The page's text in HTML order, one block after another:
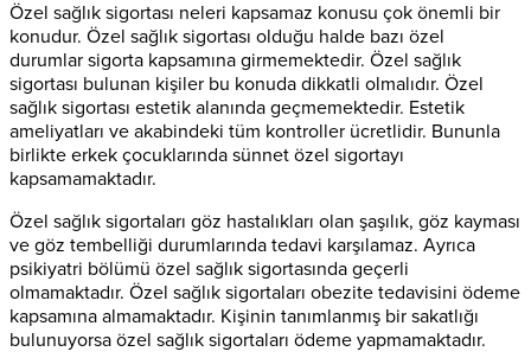
Özel sağlık sigortası neleri kapsamaz konusu çok önemli bir
konudur. Özel sağlık sigortası olduğu halde bazı özel
durumlar sigorta kapsamına girmemektedir. Özel sağlık
sigortası bulunan kişiler bu konuda dikkatli olmalıdır. Özel
sağlık sigortası estetik alanında geçmemektedir. Estetik
ameliyatları ve akabindeki tüm kontroller ücretlidir. Bununla
birlikte erkek çocuklarında sünnet özel sigortayı
kapsamamaktadır.
Özel sağlık sigortaları göz hastalıkları olan şaşılık, göz kayması
ve göz tembelliği durumlarında tedavi karşılamaz. Ayrıca
psikiyatri bölümü özel sağlık sigortasında geçerli
olmamaktadır. Özel sağlık sigortaları obezite tedavisini ödeme
kapsamına almamaktadır. Kişinin tanımlanmış bir sakatlığı
bulunuyorsa özel sağlık sigortaları ödeme yapmamaktadır.